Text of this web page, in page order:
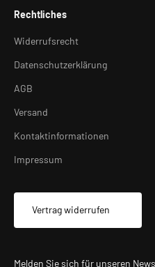
Rechtliches
Widerrufsrecht
Datenschutzerklärung
AGB
Versand
Kontaktinformationen
Impressum
Vertrag widerrufen
Melden Sie sich für unseren